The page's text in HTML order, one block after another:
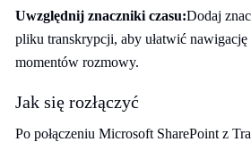
Uwzględnij znaczniki czasu:Dodaj
pliku transkrypcji, aby ułatwić
momentów rozmowy.
Jak się rozłączyć
Po połączeniu Microsoft SharePoint z